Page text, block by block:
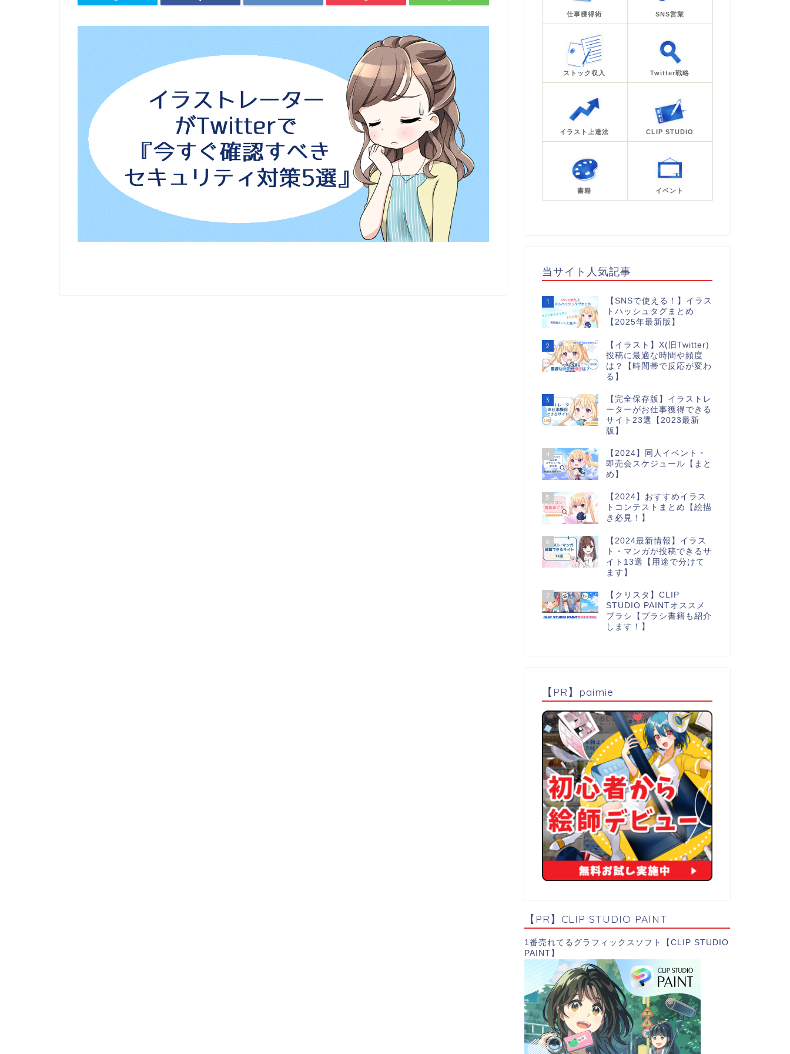
仕事獲得術 SNS営業
ストック収入 Twitter戦略
イラスト上達法 CLIP STUDIO
書籍 イベント
当サイト人気記事
1
【SNSで使える！】イラス
トハッシュタグまとめ
【2025年最新版】
2
【イラスト】X(旧Twitter)
投稿に最適な時間や頻度
は？【時間帯で反応が変わ
る】
3
【完全保存版】イラストレ
ーターがお仕事獲得できる
サイト23選【2023最新
版】
4
【2024】同人イベント・
即売会スケジュール【まと
め】
5
【2024】おすすめイラス
トコンテストまとめ【絵描
き必見！】
6
【2024最新情報】イラス
ト・マンガが投稿できるサ
イト13選【用途で分けて
ます】
7
【クリスタ】CLIP
STUDIO PAINTオススメ
ブラシ【ブラシ書籍も紹介
します！】
【PR】paimie
【PR】CLIP STUDIO PAINT
1番売れてるグラフィックスソフト【CLIP STUDIO
PAINT】